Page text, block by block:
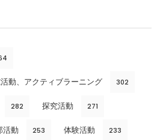
動、アクティブラーニング 302
282 探究活動 271
活動 253 体験活動 233